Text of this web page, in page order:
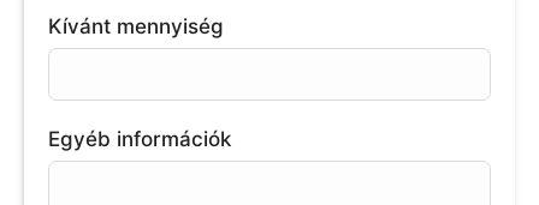
Kívánt mennyiség
Egyéb információk